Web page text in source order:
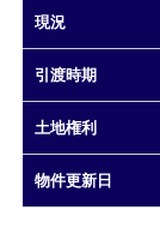
現況
引渡時期
土地権利
物件更新日